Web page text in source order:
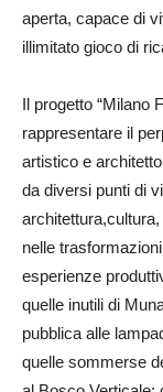
aperta, capace di
illimitato gioco di
Il progetto “Milano
rappresentare il
artistico e
da diversi punti di
nelle
esperienze
quelle inutili di
pubblica alle
quelle sommerse